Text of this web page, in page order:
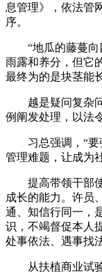
息管理》，依法管
序。
“地瓜的藤蔓向四
雨露和养分，但它
最终为的是块茎能
越是疑问复杂问
例阐发处理，以法
习总强调，“要
管理难题，让成为
提高带领干部使
成长的能力。许员
通、知信行同一，
识，不竭督促本人
处事依法、遇事找
从扶植商业试验